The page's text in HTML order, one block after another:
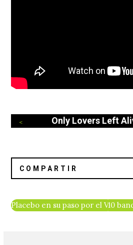
Only Lovers Left
Placebo en su paso por el Vive
10